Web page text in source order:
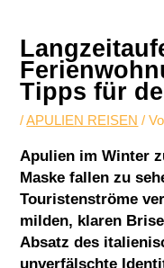
Tipps für
/APULIEN REISEN /
Apulien im Winter
Maske fallen zu
Touristenströme
milden, klaren
Absatz des
unverfälschte